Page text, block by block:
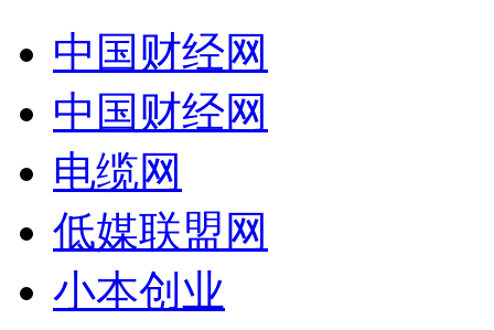
中国财经网
中国财经网
电缆网
低媒联盟网
小本创业